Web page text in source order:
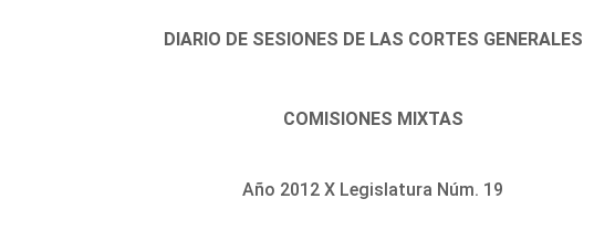
DIARIO DE SESIONES DE LAS CORTES GENERALES
COMISIONES MIXTAS
Año 2012 X Legislatura Núm. 19